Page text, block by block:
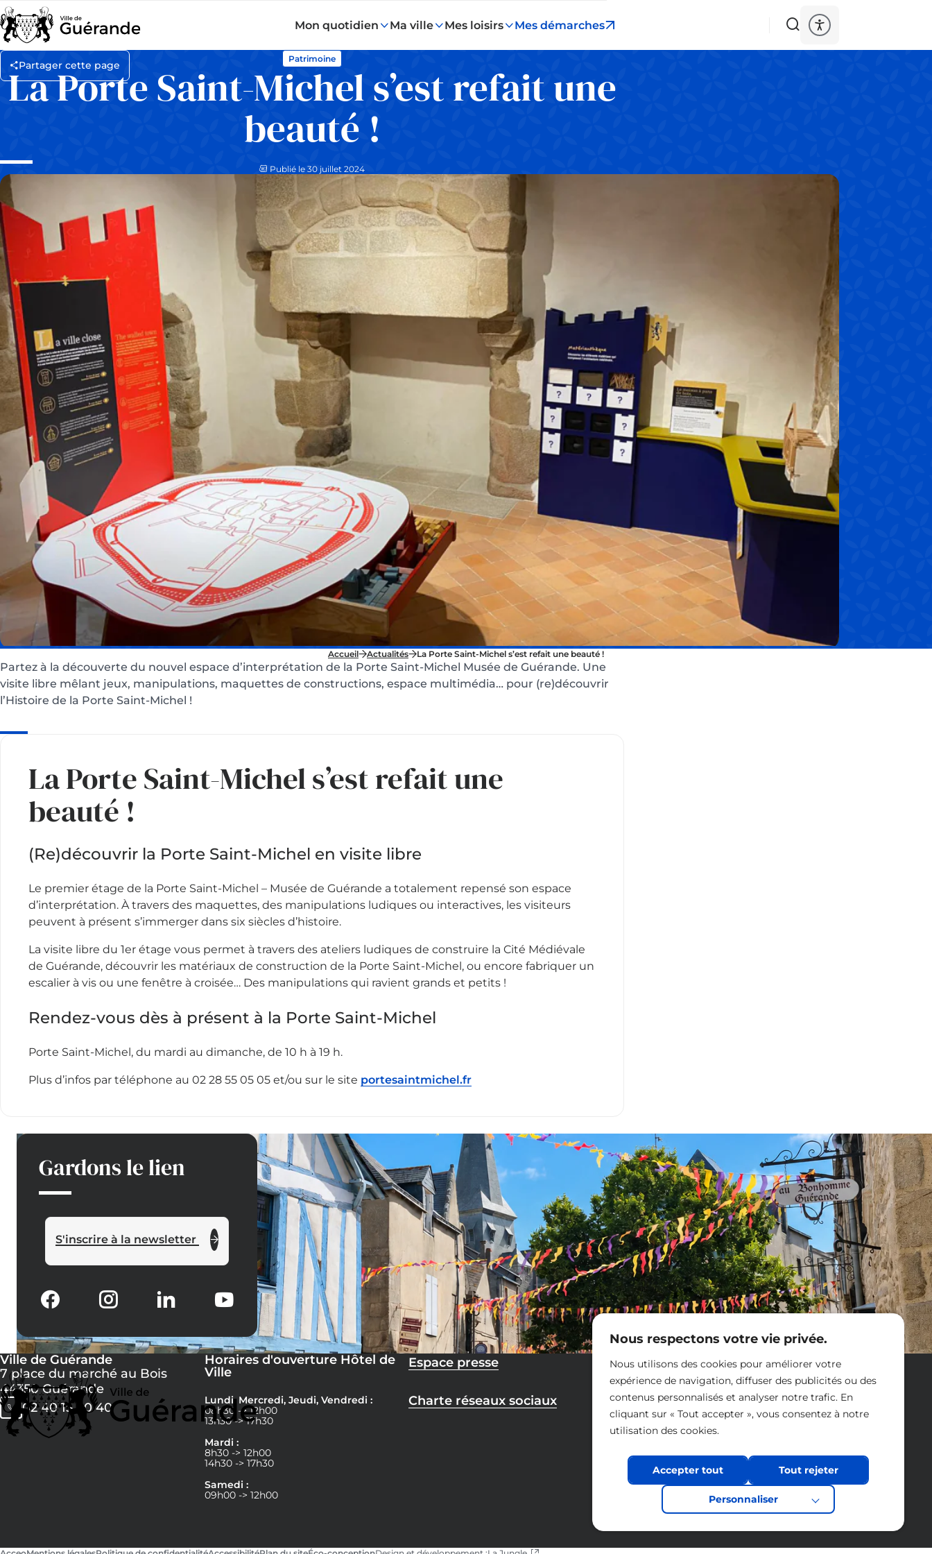
Nous respectons votre vie privée.
Nous utilisons des cookies pour améliorer votre
expérience de navigation, diffuser des publicités ou des
contenus personnalisés et analyser notre trafic. En
cliquant sur « Tout accepter », vous consentez à notre
utilisation des cookies.
Personnaliser
Tout rejeter
Accepter tout
Mon quotidien Ma ville Mes loisirs Mes démarches
La Porte Saint-Michel s’est refait une
beauté !
Patrimoine
Publié le 30 juillet 2024
Partager cette page
Accueil Actualités La Porte Saint-Michel s’est refait une beauté !
Partez à la découverte du nouvel espace d’interprétation de la Porte Saint-Michel Musée de Guérande. Une
visite libre mêlant jeux, manipulations, maquettes de constructions, espace multimédia… pour (re)découvrir
l’Histoire de la Porte Saint-Michel !
La Porte Saint-Michel s’est refait une
beauté !
(Re)découvrir la Porte Saint-Michel en visite libre
Le premier étage de la Porte Saint-Michel – Musée de Guérande a totalement repensé son espace
d’interprétation. À travers des maquettes, des manipulations ludiques ou interactives, les visiteurs
peuvent à présent s’immerger dans six siècles d’histoire.
La visite libre du 1er étage vous permet à travers des ateliers ludiques de construire la Cité Médiévale
de Guérande, découvrir les matériaux de construction de la Porte Saint-Michel, ou encore fabriquer un
escalier à vis ou une fenêtre à croisée… Des manipulations qui ravient grands et petits !
Rendez-vous dès à présent à la Porte Saint-Michel
Porte Saint-Michel, du mardi au dimanche, de 10 h à 19 h.
Plus d’infos par téléphone au 02 28 55 05 05 et/ou sur le site portesaintmichel.fr
Gardons le lien
S'inscrire à la newsletter
Ville de Guérande
7 place du marché au Bois
44350 Guérande
02 40 15 60 40
Horaires d'ouverture Hôtel de
Ville
Lundi, Mercredi, Jeudi, Vendredi :
08h30 -> 12h00
13h30 -> 17h30
Mardi :
8h30 -> 12h00
14h30 -> 17h30
Samedi :
09h00 -> 12h00
Espace presse
Charte réseaux sociaux
Nous contacter